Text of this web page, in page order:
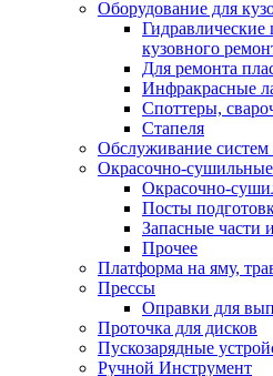
Оборудование для
кузовного
Для ремонта
Инфракрасные
Споттеры,
Стапеля
Обслуживание систем
Окрасочно-
Окрасочно-
Посты
Запасные части
Прочее
Платформа на яму,
Прессы
Оправки для
Проточка для дисков
Пускозарядные
Ручной Инструмент